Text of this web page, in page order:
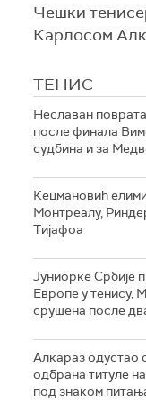
Чешки
Карлосом
ТЕНИС
Неславан
после финала
судбина и за
Кецмановић
Монтреалу,
Тијафоа
Јуниорке Србије
Европе у тенису,
срушена после
Алкараз одустао
одбрана титуле
под знаком